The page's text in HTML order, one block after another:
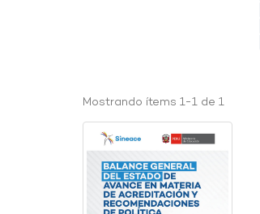
Mostrando ítems 1-1 de 1